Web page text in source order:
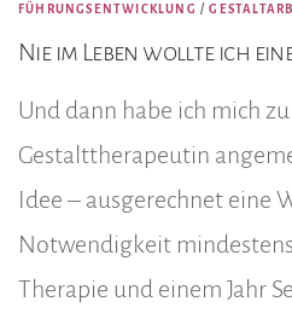
FÜHRUNGSENTWICKLUNG /
Nie im Leben wollte ich
Und dann habe ich mich
Gestalttherapeutin
Idee – ausgerechnet eine
Notwendigkeit
Therapie und einem Jahr